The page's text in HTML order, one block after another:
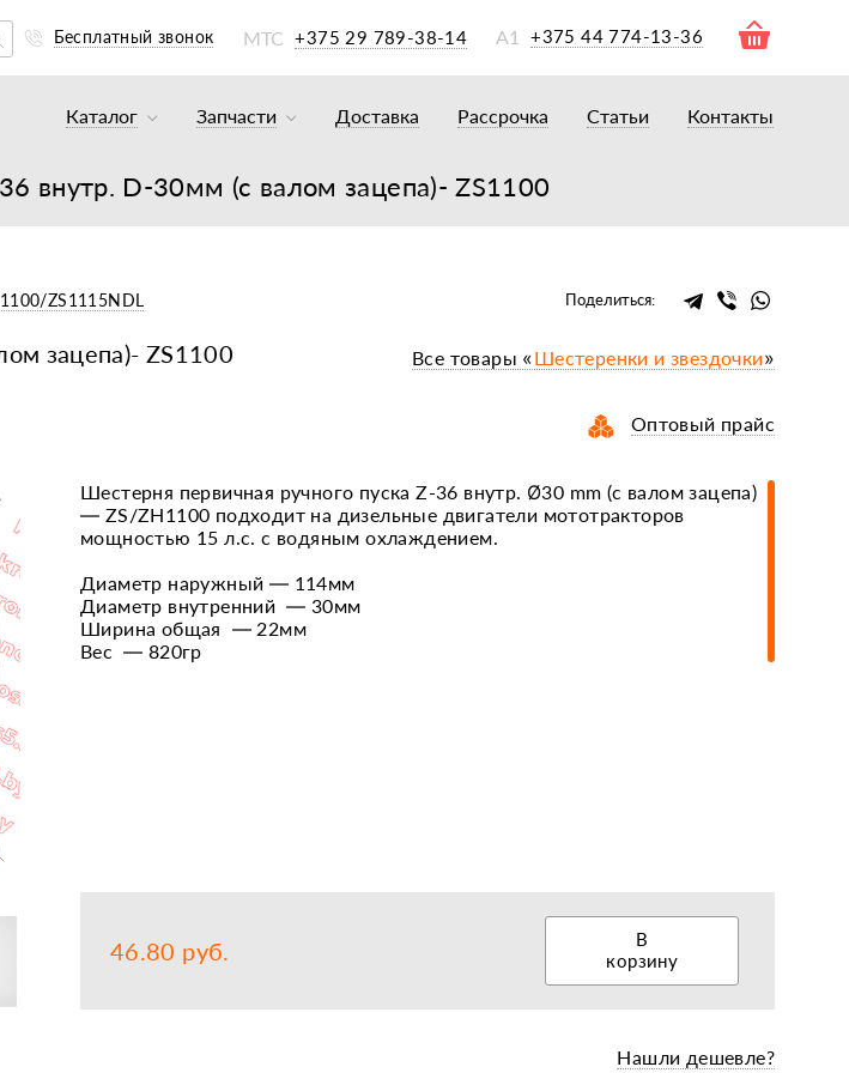
внутр. D-30мм (с валом зацепа)- ZS1100
Бесплатный звонок МТС +375 29 789-38-14 А1 +375 44 774-13-36
Каталог
Грузовики
Мотоблоки
Прицепы
Запчасти
К минитракторам
К мотоблочному навесному оборудованию
Подшипники, сальники, ремни
Шины, камеры, диски, колёса
Доставка Рассрочка Статьи Контакты
ZS1115NDL Поделиться:
зацепа)- ZS1100 Все товары «Шестеренки и звездочки»
Оптовый прайс
Шестерня первичная ручного пуска Z-36 внутр. Ø30 mm (с валом зацепа)
— ZS/ZH1100 подходит на дизельные двигатели мототракторов
мощностью 15 л.с. с водяным охлаждением.
Диаметр наружный — 114мм
Диаметр внутренний — 30мм
Ширина общая — 22мм
Вес — 820гр
46.80 руб.
В
корзину
Нашли дешевле?